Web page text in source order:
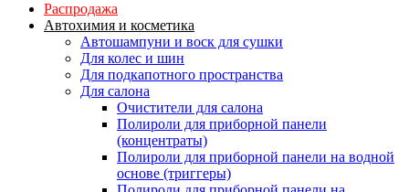
Распродажа
Автохимия и косметика
Автошампуни и воск для сушки
Для колес и шин
Для подкапотного пространства
Для салона
Очистители для салона
Полироли для приборной панели
(концентраты)
Полироли для приборной панели на водной
основе (триггеры)